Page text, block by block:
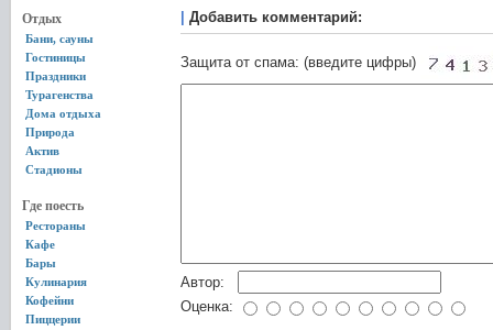
Отдых
Бани, сауны
Гостиницы
Праздники
Турагенства
Дома отдыха
Природа
Актив
Стадионы
Где поесть
Рестораны
Кафе
Бары
Кулинария
Кофейни
Пиццерии
Добавить комментарий:
Защита от спама: (введите цифры)
Автор:
Оценка: